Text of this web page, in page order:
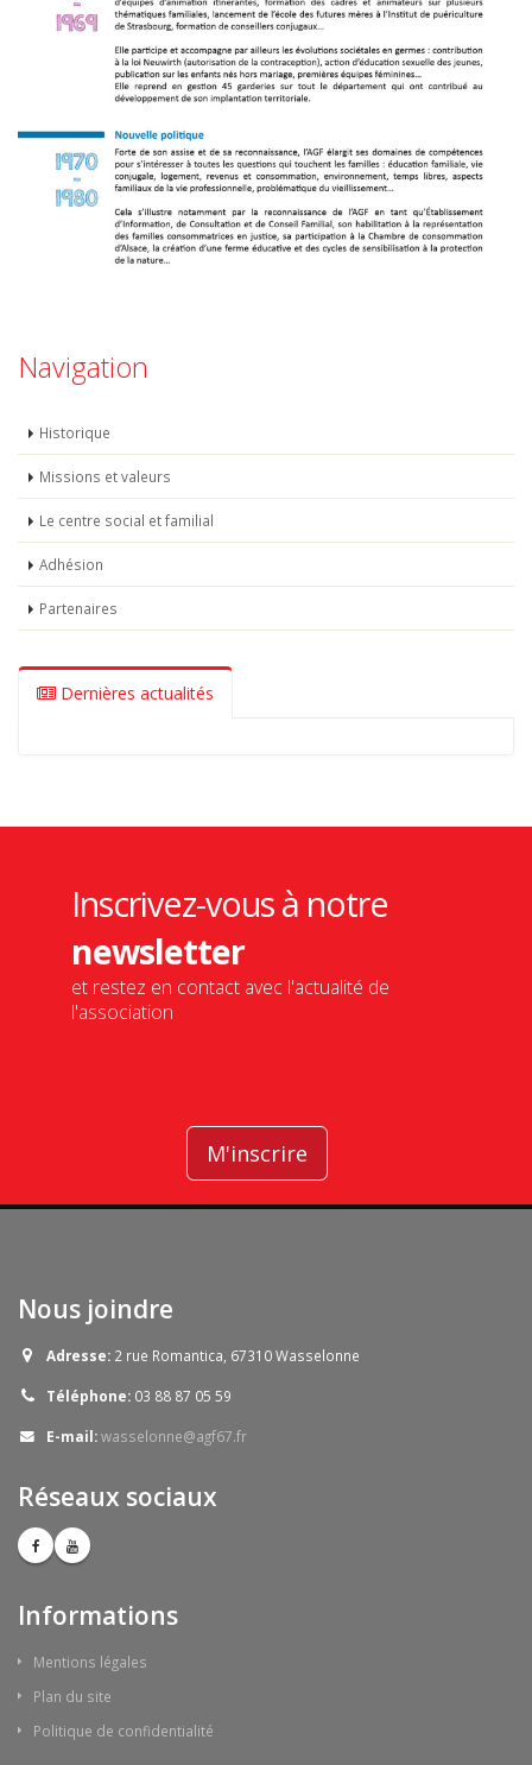
Navigation
Historique
Missions et valeurs
Le centre social et familial
Adhésion
Partenaires
Dernières actualités
Inscrivez-vous à notre
newsletter
et restez en contact avec l'actualité de
l'association
M'inscrire
Nous joindre
Adresse: 2 rue Romantica, 67310 Wasselonne
Téléphone: 03 88 87 05 59
E-mail:wasselonne@agf67.fr
Réseaux sociaux
Informations
Mentions légales
Plan du site
Politique de confidentialité